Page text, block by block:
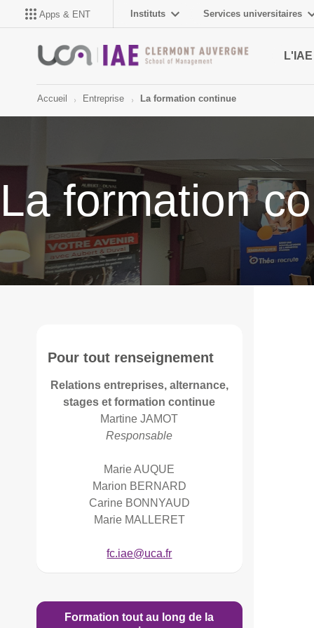
Apps & ENT Instituts Services universitaires
L'IAE
Accueil Entreprise La formation continue
La formation
Pour tout renseignement
Relations entreprises, alternance,
stages et formation continue
Martine JAMOT
Responsable
Marie AUQUE
Marion BERNARD
Carine BONNYAUD
Marie MALLERET
fc.iae@uca.fr
Formation tout au long de la